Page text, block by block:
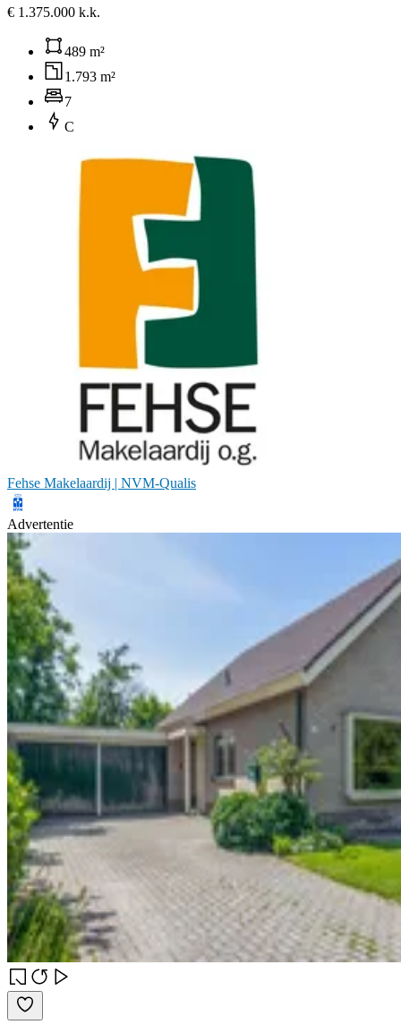
€ 1.375.000 k.k.
489 m²
1.793 m²
7
C
Fehse Makelaardij | NVM-Qualis
Advertentie